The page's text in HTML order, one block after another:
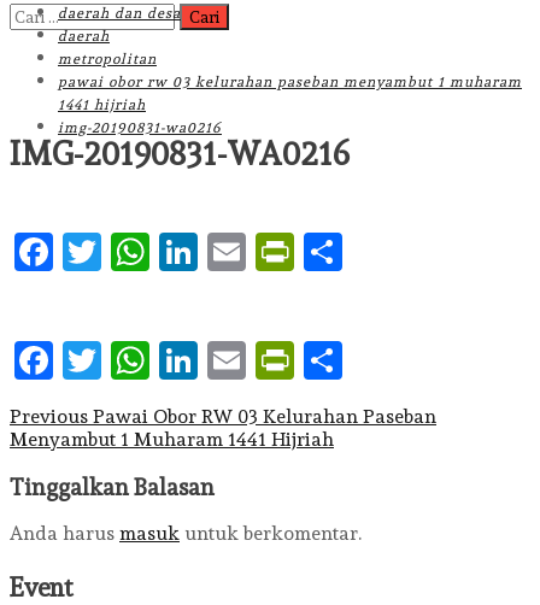
Cari
untuk:
daerah dan desa
daerah
metropolitan
pawai obor rw 03 kelurahan paseban menyambut 1 muharam
1441 hijriah
img-20190831-wa0216
IMG-20190831-WA0216
Facebook
Twitter
WhatsApp
LinkedIn
EmailPrintFriendly
Facebook
Twitter
WhatsApp
LinkedIn
EmailPrintFriendly
Post
navigation
Previous Pawai Obor RW 03 Kelurahan Paseban
Menyambut 1 Muharam 1441 Hijriah
Tinggalkan Balasan
Anda harus masuk untuk berkomentar.
Event